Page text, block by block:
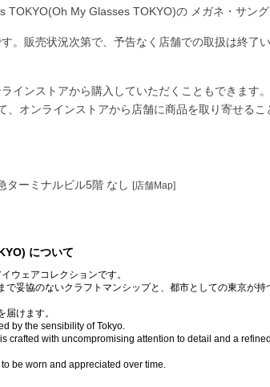
My Glasses TOKYO)の メガネ・サング
。販売状況次第で、予告なく店舗での取扱は終了
インストアから購入していただくこともできます。
、オンラインストアから店舗に商品を取り寄せる
ターミナルビル5階 なし [店舗Map]
について
ウェアコレクションです。
妥協のないクラフトマンシップと、都市としての東京が持
けます。
by the sensibility of Tokyo.
crafted with uncompromising attention to detail and a
be worn and appreciated over time.